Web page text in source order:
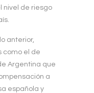
nivel de riesgo
anterior,
como el de
Argentina que
a
española y